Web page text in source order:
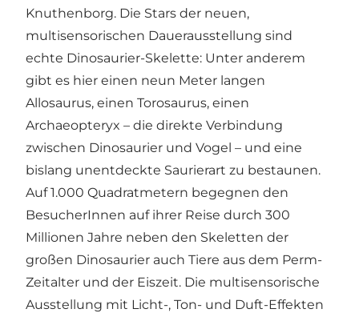
Knuthenborg. Die Stars der neuen,
multisensorischen Dauerausstellung sind
echte Dinosaurier-Skelette: Unter anderem
gibt es hier einen neun Meter langen
Allosaurus, einen Torosaurus, einen
Archaeopteryx – die direkte Verbindung
zwischen Dinosaurier und Vogel – und eine
bislang unentdeckte Saurierart zu bestaunen.
Auf 1.000 Quadratmetern begegnen den
BesucherInnen auf ihrer Reise durch 300
Millionen Jahre neben den Skeletten der
großen Dinosaurier auch Tiere aus dem Perm-
Zeitalter und der Eiszeit. Die multisensorische
Ausstellung mit Licht-, Ton- und Duft-Effekten